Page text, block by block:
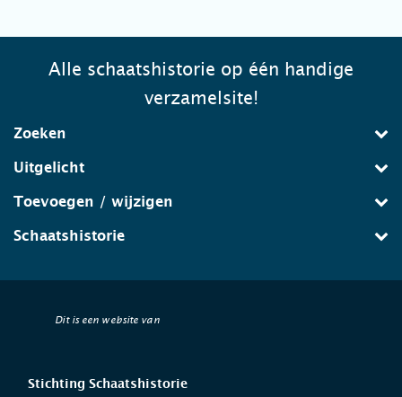
Alle schaatshistorie op één handige
verzamelsite!
Zoeken
Uitgelicht
Toevoegen / wijzigen
Schaatshistorie
Dit is een website van
Stichting Schaatshistorie